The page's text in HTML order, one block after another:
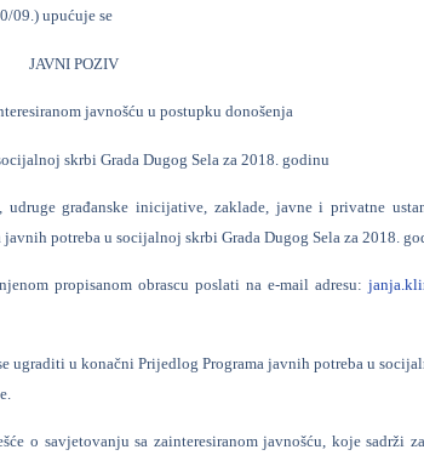
09.) upućuje se
JAVNI POZIV
javnošću u postupku donošenja
skrbi Grada Dugog Sela za 2018. godinu
građanske inicijative, zaklade, javne i privatne
potreba u socijalnoj skrbi Grada Dugog Sela za 2018.
propisanom obrascu poslati na e-mail adresu:
u konačni Prijedlog Programa javnih potreba u
o savjetovanju sa zainteresiranom javnošću, koje sadrži